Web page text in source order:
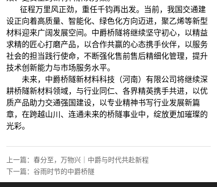
征程万里风正劲，重任千钧再出发。当前，我国交通建
设正向着高质量、智能化、绿色化方向迈进，聚乙烯等新型
材料迎来广阔发展空间。中爵桥隧将继续坚守初心，以精益
求精的匠心打磨产品，以合作共赢的心态携手伙伴，以服务
社会的担当践行使命，不断强化售前售后精细化管理，提升
技术创新能力与市场服务水平。
未来，中爵桥隧新材料科技（河南）有限公司将继续深
耕桥隧新材料领域，与行业同仁、各界精英携手共进，以优
质产品助力交通强国建设，以专业精神书写行业发展新篇
章，在跨越山川、连通未来的桥隧事业中，绽放更加璀璨的
光彩。
上一篇：春分至，万物兴｜中爵与时代共赴新程​
下一篇：谷雨时节的中爵桥隧